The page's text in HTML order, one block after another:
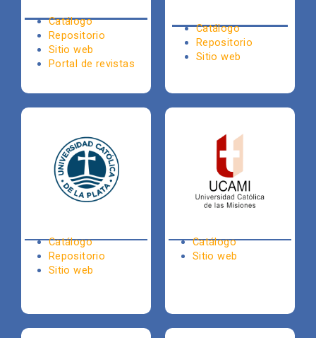
Catálogo
Repositorio
Sitio web
Portal de revistas
Catálogo
Repositorio
Sitio web
Catálogo
Repositorio
Sitio web
Catálogo
Sitio web